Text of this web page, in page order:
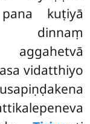
kuṭiyā
dinnaṃ
aggahetvā
vidatthiyo